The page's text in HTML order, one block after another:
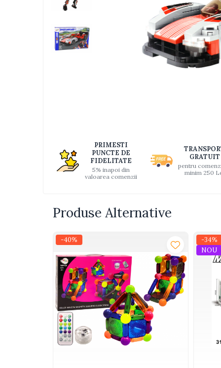
Jucarii bebelusi
Interactive, educative si muzicale
Saltelute si centre de activitati
Jucarii de baie
Caluti balansoar
Interactive, educative si
Ateliere si unelte
Blocuri de constructie
Covorase de dans
PRIMESTI
PUNCTE DE
FIDELITATE
5% inapoi din
valoarea comenzii
GRATUIT
pentru
minim 250
Produse Alternative
-40%
-34%
NOU